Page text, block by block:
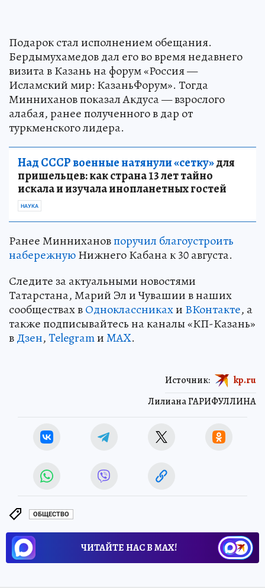
Подарок стал исполнением обещания.
Бердымухамедов дал его во время недавнего
визита в Казань на форум «Россия —
Исламский мир: КазаньФорум». Тогда
Минниханов показал Акдуса — взрослого
алабая, ранее полученного в дар от
туркменского лидера.
Над СССР военные натянули «сетку»для
пришельцев: как страна 13 лет тайно
искала и изучала инопланетных гостей
НАУКА
Ранее Миннихановпоручил благоустроить
набережнуюНижнего Кабана к 30 августа.
Следите за актуальными новостями
Татарстана, Марий Эл и Чувашии в наших
сообществах вОдноклассникахи ВКонтакте, а
также подписывайтесь на каналы «КП-Казань»
вДзен,TelegramиMAX.
Лилиана ГАРИФУЛЛИНА
Источник: kp.ru
ОБЩЕСТВО
ЧИТАЙТЕ НАС В МАХ!